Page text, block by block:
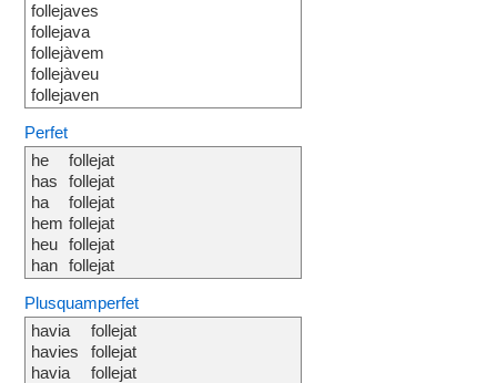
follejaves
follejava
follejàvem
follejàveu
follejaven
Perfet
he
has
ha
hem
heu
han
follejat
follejat
follejat
follejat
follejat
follejat
Plusquamperfet
havia
havies
havia
follejat
follejat
follejat